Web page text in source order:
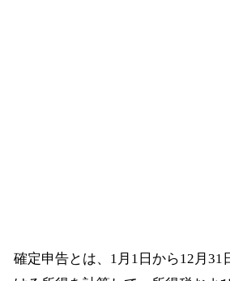
確定申告とは、1月1日から12月31